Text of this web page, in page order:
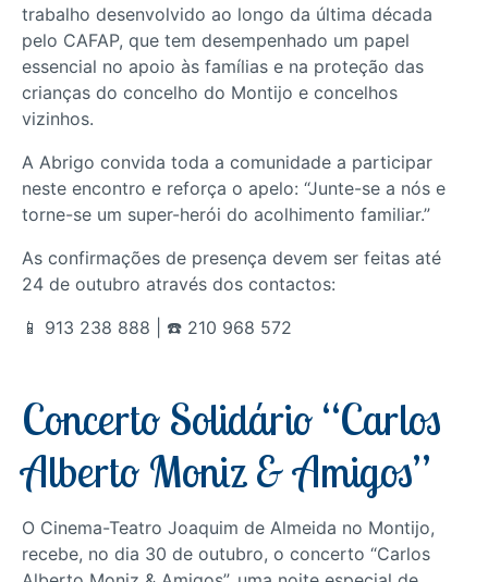
trabalho desenvolvido ao longo da última década
pelo CAFAP, que tem desempenhado um papel
essencial no apoio às famílias e na proteção das
crianças do concelho do Montijo e concelhos
vizinhos.
A Abrigo convida toda a comunidade a participar
neste encontro e reforça o apelo: “Junte-se a nós e
torne-se um super-herói do acolhimento familiar.”
As confirmações de presença devem ser feitas até
24 de outubro através dos contactos:
📱 913 238 888 | ☎️ 210 968 572
Concerto Solidário “Carlos
Alberto Moniz & Amigos”
O Cinema-Teatro Joaquim de Almeida no Montijo,
recebe, no dia 30 de outubro, o concerto “Carlos